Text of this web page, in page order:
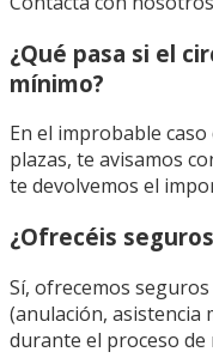
¿Qué pasa si el
mínimo?
En el improbable
plazas, te avisamos
te devolvemos el
¿Ofrecéis
Sí, ofrecemos
(anulación, asistencia
durante el proceso de